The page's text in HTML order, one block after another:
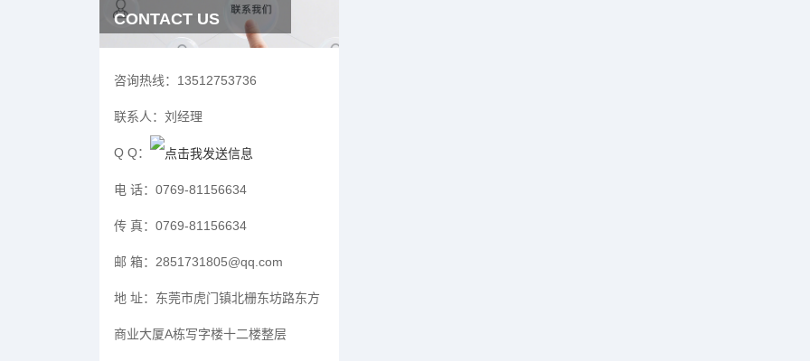
CONTACT US
咨询热线： 13512753736
联系人： 刘经理
Q Q：
电 话： 0769-81156634
传 真： 0769-81156634
邮 箱： 2851731805@qq.com
地 址： 东莞市虎门镇北栅东坊路东方
商业大厦A栋写字楼十二楼整层